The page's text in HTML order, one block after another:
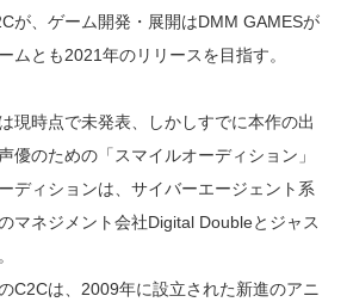
が、ゲーム開発・展開はDMM GAMESが
ムとも2021年のリリースを目指す。
現時点で未発表、しかしすでに本作の出
優のための「スマイルオーディション」
ディションは、サイバーエージェント系
マネジメント会社Digital Doubleとジャス
C2Cは、2009年に設立された新進のアニ